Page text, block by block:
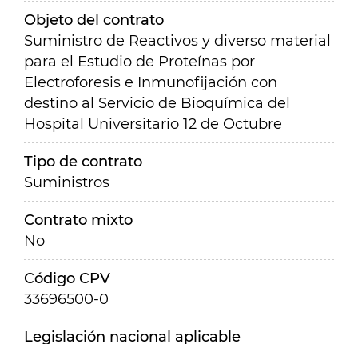
Objeto del contrato
Suministro de Reactivos y diverso material
para el Estudio de Proteínas por
Electroforesis e Inmunofijación con
destino al Servicio de Bioquímica del
Hospital Universitario 12 de Octubre
Tipo de contrato
Suministros
Contrato mixto
No
Código CPV
33696500-0
Legislación nacional aplicable